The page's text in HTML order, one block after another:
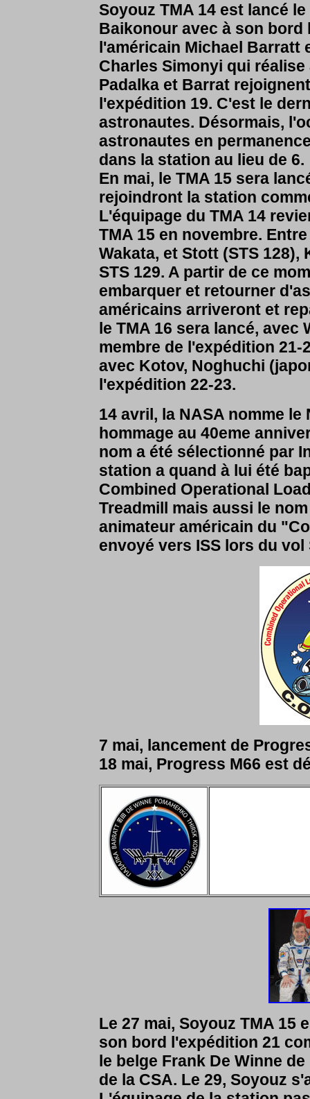
Soyouz TMA 14 est lancé
Baikonour avec à son bord
l'américain Michael
Charles Simonyi qui réalise
Padalka et Barrat
l'expédition 19. C'est le
astronautes. Désormais,
astronautes en
dans la station au lieu de 6.
En mai, le TMA 15 sera
rejoindront la station
L'équipage du TMA 14
TMA 15 en novembre.
Wakata, et Stott (STS
STS 129. A partir de ce
embarquer et retourner
américains arriveront et
le TMA 16 sera lancé, avec
membre de l'expédition 21-
avec Kotov, Noghuchi
l'expédition 22-23.
14 avril, la NASA nomme le
hommage au 40eme
nom a été sélectionné par
station a quand à lui été
Combined Operational
Treadmill mais aussi le
animateur américain du
envoyé vers ISS lors du vol
7 mai, lancement de
18 mai, Progress M66 est
Le 27 mai, Soyouz TMA 15
son bord l'expédition 21
le belge Frank De Winne
de la CSA. Le 29, Soyouz